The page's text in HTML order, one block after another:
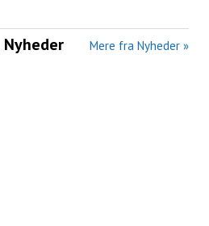
Nyheder Mere fra Nyheder »